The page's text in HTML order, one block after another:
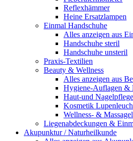
Reflexhämmer
Heine Ersatzlampen
Einmal Handschuhe
Alles anzeigen aus
Handschuhe steril
Handschuhe unsteril
Praxis-Textilien
Beauty & Wellness
Alles anzeigen aus
Hygiene-Auflagen &
Haut-und Nagelpflege
Kosmetik
Wellness- &
Liegenabdeckungen &
Akupunktur / Naturheilkunde